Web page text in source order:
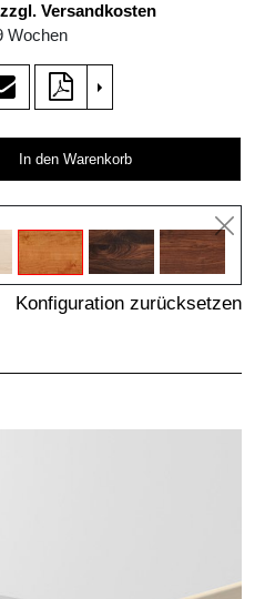
Versandkosten
Wochen
>
In den Warenkorb
Konfiguration zurücksetzen